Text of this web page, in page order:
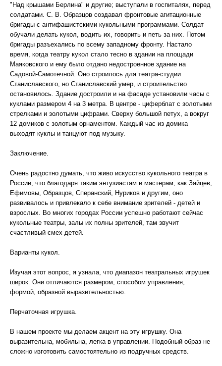
"Над крышами Берлина" и другие; выступали в госпиталях, перед
солдатами. С. В. Образцов создавал фронтовые агитационные
бригады с антифашистскими кукольными программами. Солдат
обучали делать кукол, водить их, говорить и петь за них. Потом
бригады разъехались по всему западному фронту. Настало
время, когда театру кукол стало тесно в здании на площади
Маяковского и ему было отдано недостроенное здание на
Садовой-Самотечной. Оно строилось для театра-студии
Станиславского, но Станиславский умер, и строительство
остановилось. Здание достроили и на фасаде установили часы с
куклами размером 4 на 3 метра. В центре - циферблат с золотыми
стрелками и золотыми цифрами. Сверху большой петух, а вокруг
12 домиков с золотым орнаментом. Каждый час из домика
выходят куклы и танцуют под музыку.
Заключение.
Очень радостно думать, что живо искусство кукольного театра в
России, что благодаря таким энтузиастам и мастерам, как Зайцев,
Ефимовы, Образцов, Сперанский, Нуриков и другим, оно
развивалось и привлекало к себе внимание зрителей - детей и
взрослых. Во многих городах России успешно работают сейчас
кукольные театры, залы их полны зрителей, там звучит
счастливый смех детей.
Варианты кукол.
Изучая этот вопрос, я узнала, что диапазон театральных игрушек
широк. Они отличаются размером, способом управления,
формой, образной выразительностью.
Перчаточная игрушка.
В нашем проекте мы делаем акцент на эту игрушку. Она
выразительна, мобильна, легка в управлении. Подобный образ не
сложно изготовить самостоятельно из подручных средств.